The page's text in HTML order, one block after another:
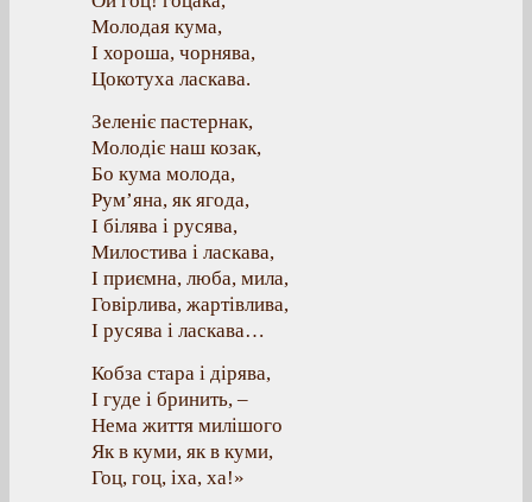
Молодая кума,
І хороша, чорнява,
Цокотуха ласкава.
Зеленіє пастернак,
Молодіє наш козак,
Бо кума молода,
Рум’яна, як ягода,
І білява і русява,
Милостива і ласкава,
І приємна, люба, мила,
Говірлива, жартівлива,
І русява і ласкава…
Кобза стара і дірява,
І гуде і бринить, –
Нема життя милішого
Як в куми, як в куми,
Гоц, гоц, іха, ха!»